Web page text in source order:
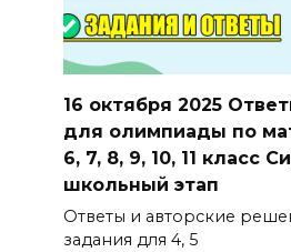
16 октября 2025
для олимпиады по
6, 7, 8, 9, 10, 11 класс
школьный этап
Ответы и авторские
задания для 4, 5